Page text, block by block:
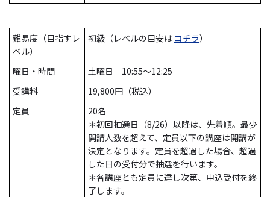
難易度（目指すレ
ベル）
初級（レベルの目安は コチラ）
曜日・時間
土曜日 10:55～12:25
受講料
19,800円（税込）
定員
20名
＊初回抽選日（8/26）以降は、先着順。最少
開講人数を超えて、定員以下の講座は開講が
決定となります。定員を超過した場合、超過
した日の受付分で抽選を行います。
＊各講座とも定員に達し次第、申込受付を終
了します。